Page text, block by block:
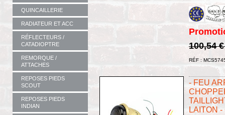
QUINCAILLERIE
RADIATEUR ET ACC
RÉFLECTEURS /
CATADIOPTRE
REMORQUE /
ATTACHES
REPOSES PIEDS
SCOUT
REPOSES PIEDS
INDIAN
100,54
RÉF :
- FEU
LAITON